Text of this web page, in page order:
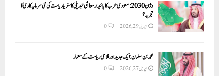
وژن 2030:سعودی عرب کا پائیدار معاشی تبدیلی کا سفر یا ریاست کی نئی سرمایہ کاری کا
تجربہ؟
اپریل 29, 2026 0
محمد بن سلمان: ایک جدید اور فلاحی ریاست کے معمار
اپریل 27, 2026 0